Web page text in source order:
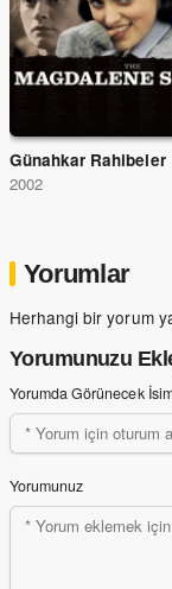
Günahkar Rahibeler
2002
Yorumlar
Herhangi bir yorum
Yorumunuzu
Yorumda Görünecek
Yorumunuz